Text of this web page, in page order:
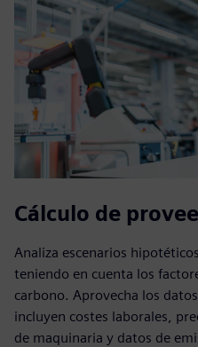
Cálculo de
Analiza escenarios
teniendo en cuenta los
carbono. Aprovecha los
incluyen costes laborales,
de maquinaria y datos de